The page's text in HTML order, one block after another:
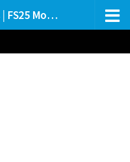
Farming Simulator 25 Mods | FS25 Mods Stahování